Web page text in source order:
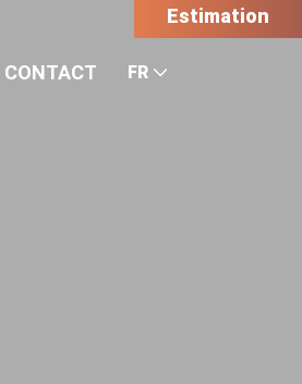
Estimation
CONTACT FR